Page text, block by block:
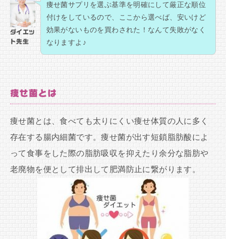
ダイエッ
ト先生
痩せ菌サプリを選ぶ基準を明確にして厳正な順位
付けをしているので、ここから選べば、安いけど
効果がないものを買わされた！なんて失敗がなく
なりますよ♪
痩せ菌とは
痩せ菌とは、食べても太りにくい痩せ体質の人に多く
存在する腸内細菌です。痩せ菌が出す短鎖脂肪酸によ
って食事をした際の脂肪吸収を抑えたり余分な脂肪や
老廃物を便として排出して肥満防止に繋がります。